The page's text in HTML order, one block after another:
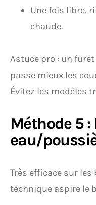
Une fois libre,
chaude.
Astuce pro : un
passe mieux les
Évitez les modèles
Méthode 5
eau/
Très efficace sur
technique aspire le